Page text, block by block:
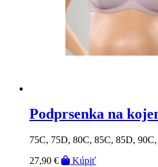
Podprsenka na
75C, 75D, 80C, 85C, 85D,
27,90 €
Kúpiť